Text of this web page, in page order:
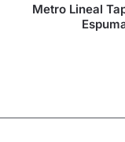
Metro Lineal